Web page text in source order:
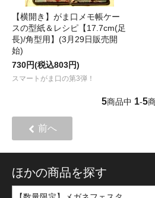
【横開き】がま口メモ帳ケー
スの型紙＆レシピ【17.7cm(足
長)/角型用】(3月29日販売開
始)
730円(税込803円)
スマートがま口の第3弾！
5商品中 1-5
前へ
ほかの商品を探す